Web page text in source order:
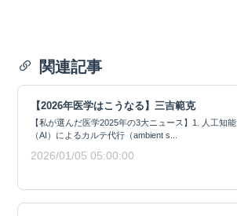
関連記事
【2026年医学はこうなる】三吉範克
【私が選んだ医学2025年の3大ニュース】1. 人工知能
（AI）によるカルテ代行（ambient s...
2026/01/05 05:00:00